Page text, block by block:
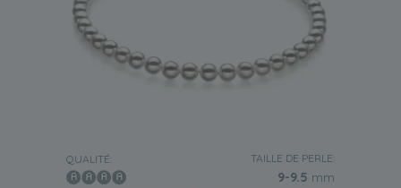
QUALITÉ: TAILLE DE PERLE:
9-9.5 mm